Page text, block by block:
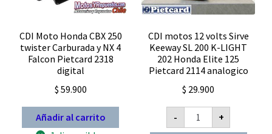
CDI Moto Honda CBX 250
twister Carburada y NX 4
Falcon Pietcard 2318
digital
$ 59.900
Añadir al carrito
CDI motos 12 volts Sirve
Keeway SL 200 K-LIGHT
202 Honda Elite 125
Pietcard 2114 analogico
$ 29.900
-
CDI
motos
12
+